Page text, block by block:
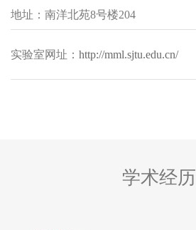
地址：南洋北苑8号楼204
实验室网址： http://mml.sjtu.edu.cn/
学术经历